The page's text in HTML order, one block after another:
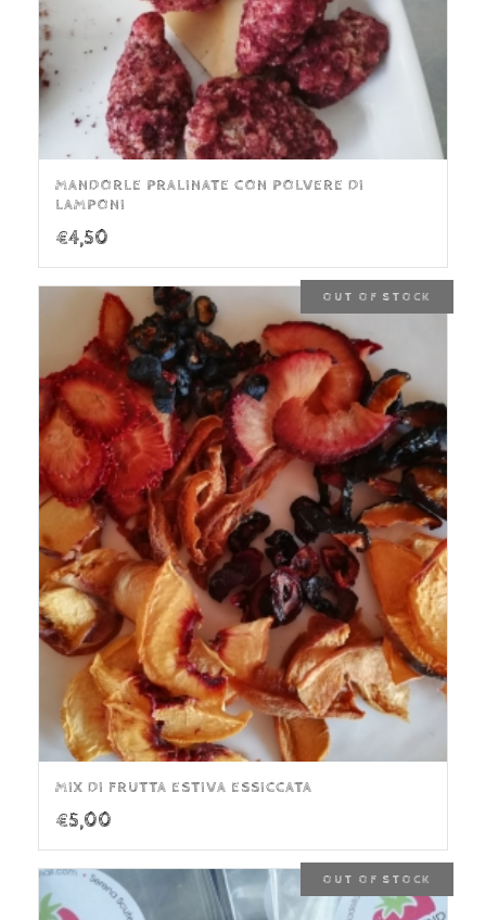
MANDORLE PRALINATE CON POLVERE DI
LAMPONI
€4,50
OUT OF STOCK
MIX DI FRUTTA ESTIVA ESSICCATA
€5,00
OUT OF STOCK